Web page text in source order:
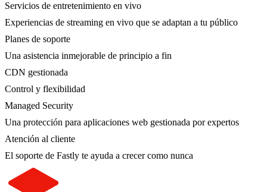
Servicios de entretenimiento en vivo
Experiencias de streaming en vivo que se adaptan a tu público
Planes de soporte
Una asistencia inmejorable de principio a fin
CDN gestionada
Control y flexibilidad
Managed Security
Una protección para aplicaciones web gestionada por expertos
Atención al cliente
El soporte de Fastly te ayuda a crecer como nunca